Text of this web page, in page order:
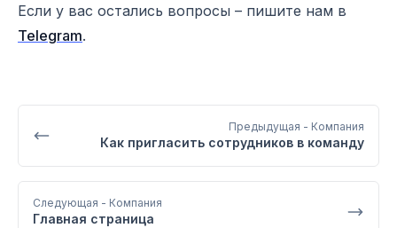
Если у вас остались вопросы – пишите нам в
Telegram.
Предыдущая - Компания
Как пригласить сотрудников в команду
Следующая - Компания
Главная страница